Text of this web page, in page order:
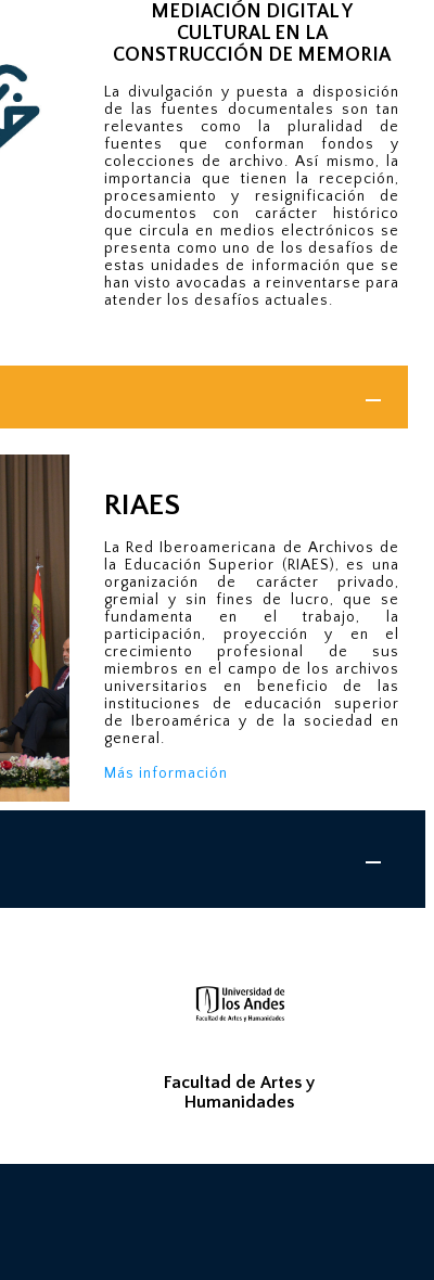
MEDIACIÓN DIGITAL Y
CULTURAL EN LA
CONSTRUCCIÓN DE MEMORIA
La divulgación y puesta a disposición
de las fuentes documentales son tan
relevantes como la pluralidad de
fuentes que conforman fondos y
colecciones de archivo. Así mismo, la
importancia que tienen la recepción,
procesamiento y resignificación de
documentos con carácter histórico
que circula en medios electrónicos se
presenta como uno de los desafíos de
estas unidades de información que se
han visto avocadas a reinventarse para
atender los desafíos actuales.
RIAES
La Red Iberoamericana de Archivos de
la Educación Superior (RIAES), es una
organización de carácter privado,
gremial y sin fines de lucro, que se
fundamenta en el trabajo, la
participación, proyección y en el
crecimiento profesional de sus
miembros en el campo de los archivos
universitarios en beneficio de las
instituciones de educación superior
de Iberoamérica y de la sociedad en
general.
Más información
Facultad de Artes y
Humanidades